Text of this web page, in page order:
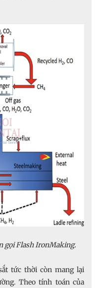
gọi Flash IronMaking.
tức thời còn mang lại
Theo tính toán của